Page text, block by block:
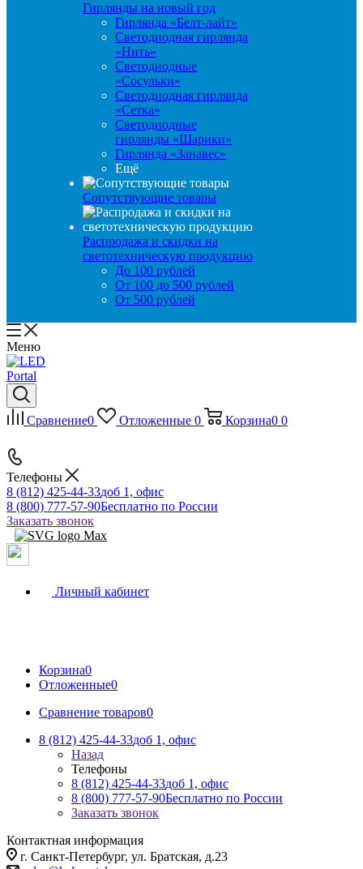
Гирлянды на новый год
Гирлянда «Белт-лайт»
Светодиодная гирлянда
«Нить»
Светодиодные
«Сосульки»
Светодиодная гирлянда
«Сетка»
Светодиодные
гирлянды «Шарики»
Гирлянда «Занавес»
Ещё
Сопутствующие товары
Распродажа и скидки на
светотехническую продукцию
До 100 рублей
От 100 до 500 рублей
От 500 рублей
Меню
Сравнение0 Отложенные 0 Корзина0 0
Телефоны
8 (812) 425-44-33доб 1, офис
8 (800) 777-57-90Бесплатно по России
Заказать звонок
Личный кабинет
Корзина0
Отложенные0
Сравнение товаров0
8 (812) 425-44-33доб 1, офис
Назад
Телефоны
8 (812) 425-44-33доб 1, офис
8 (800) 777-57-90Бесплатно по России
Заказать звонок
Контактная информация
г. Санкт-Петербург, ул. Братская, д.23